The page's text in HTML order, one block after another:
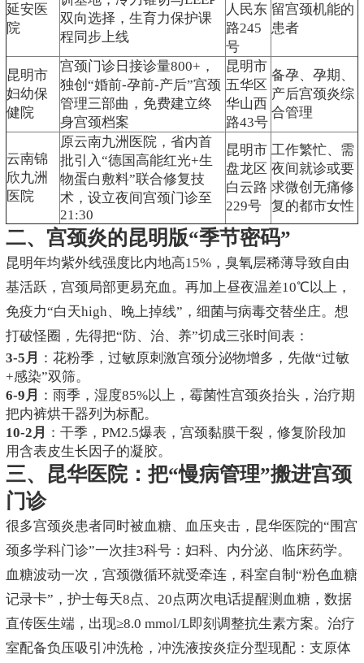
延安医
院
双向选择，生育力保护课
程同步上线
人民东
路245
号
留宫颈机能的
患者
昆明市
妇幼保
健院
宫颈门诊日接诊量800+，
独创“婚前-孕前-产后”宫颈
管理三部曲，免费建立终
身宫颈档案
昆明市
五华区
华山西
路43号
备孕、孕期、
产后宫颈炎综
合管理
云南锦
欣九洲
医院
原云南九洲医院，省内首
批引入“德国高能红光+生
物蛋白敷料”联合修复技
术，设立夜间宫颈门诊至
21:30
昆明市
盘龙区
白云路
229号
工作繁忙、需
夜间就诊或要
求微创无痛修
复的都市女性
二、宫颈炎的昆明版“季节密码”
昆明年均紫外线强度比内地高15%，臭氧层稀薄导致自由
基活跃，宫颈局部更易充血。再加上昼夜温差10℃以上，
免疫力“白天high、晚上掉线”，细菌与病毒交替坐庄。想
打破怪圈，先得把“防、治、养”切成三张时间表：
3-5月
：花粉季，过敏原刺激宫颈分泌物增多，先做“过敏
+感染”双筛。
6-9月
：雨季，湿度85%以上，霉菌性宫颈炎抬头，治疗期
把内裤烘干器列为标配。
10-2月
：干季，PM2.5爆表，宫颈黏膜干裂，修复阶段加
用含表皮生长因子的凝胶。
三、昆华医院：把“慢病管理”搬进宫颈
门诊
很多宫颈炎患者同时被血糖、血压夹击，昆华医院的“围宫
颈多学科门诊”一次挂3科号：妇科、内分泌、临床药学。
血糖波动一次，宫颈微循环就受牵连，科室自制“粉色血糖
记录卡”，护士每天8点、20点两次电话提醒测血糖，数据
直传医生端，出现≥8.0 mmol/L即刻调整抗生素方案。治疗
室配备负压吸引冲洗枪，冲洗液按炎症分型现配：支原体